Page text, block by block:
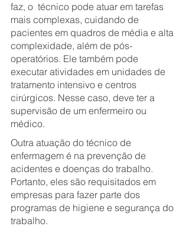
faz, o  técnico pode atuar em tarefas
mais complexas, cuidando de
pacientes em quadros de média e alta
complexidade, além de pós-
operatórios. Ele também pode
executar atividades em unidades de
tratamento intensivo e centros
cirúrgicos. Nesse caso, deve ter a
supervisão de um enfermeiro ou
médico.
Outra atuação do técnico de
enfermagem é na prevenção de
acidentes e doenças do trabalho.
Portanto, eles são requisitados em
empresas para fazer parte dos
programas de higiene e segurança do
trabalho.